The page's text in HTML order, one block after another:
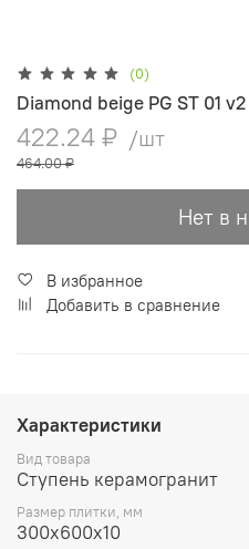
(0)
Diamond beige PG ST 01
422.24 ₽ /шт
464.00 ₽
Нет в
В избранное
Добавить в сравнение
Характеристики
Вид товара
Ступень керамогранит
Размер плитки, мм
300х600х10